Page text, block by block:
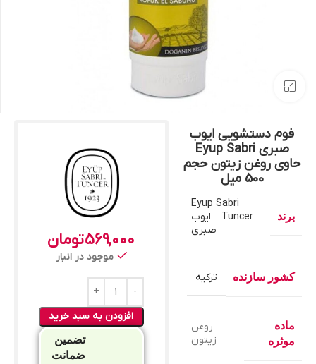
فوم دستشویی ایوب
صبری Eyup Sabri
حاوی روغن زیتون حجم
500 میل
برند
Eyup Sabri
Tuncer – ایوب
صبری
کشور سازنده ترکیه
ماده
موثره
روغن
زیتون
569,000تومان
موجود در انبار
افزودن به سبد خرید
تضمین
ضمانت